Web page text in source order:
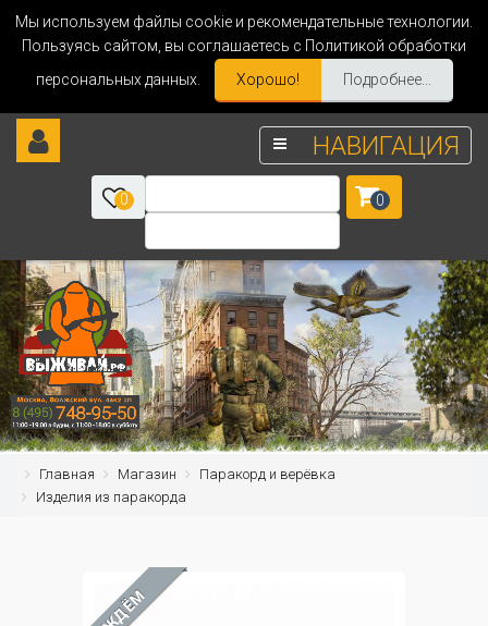
Мы используем файлы cookie и рекомендательные технологии.
Пользуясь сайтом, вы соглашаетесь с Политикой обработки
персональных данных.
Хорошо! Подробнее...
НАВИГАЦИЯ
0 0
Главная Магазин
Паракорд и верёвка
Изделия из паракорда
ЖДЁМ